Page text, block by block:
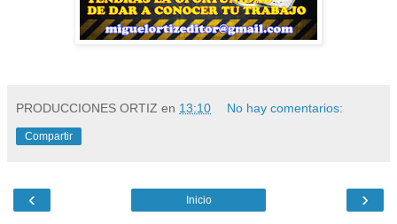
PRODUCCIONES ORTIZ en 13:10 No hay comentarios:
Compartir
‹ ›
Inicio